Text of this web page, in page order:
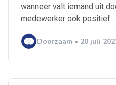
wanneer valt iemand uit
medewerker ook positief...
Doorzaam • 20 juli